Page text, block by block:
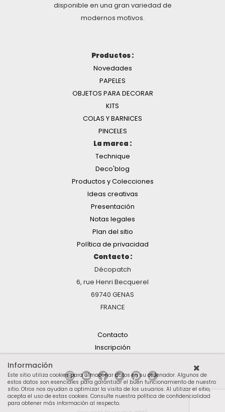
disponible en una gran variedad de
modernos motivos.
Productos :
Novedades
PAPELES
OBJETOS PARA DECORAR
KITS
COLAS Y BARNICES
PINCELES
La marca :
Technique
Deco'blog
Productos y Colecciones
Ideas creativas
Presentación
Notas legales
Plan del sitio
Política de privacidad
Contacto :
Décopatch
6, rue Henri Becquerel
69740 GENAS
FRANCE
Contacto
Inscripción
Información
Este sitio utiliza cookies para almacenar datos en su ordenador. Algunos de
estos datos son esenciales para garantizar el buen funcionamiento de nuestro
sitio. Otros nos ayudan a optimizar la visita de los usuarios. Al utilizar el sitio,
acepta el uso de estas cookies. Consulte nuestra política de confidencialidad
para obtener más información al respecto.